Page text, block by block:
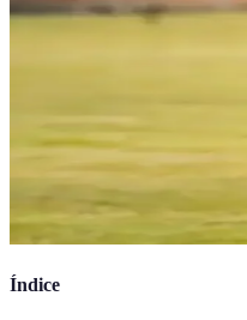
Índice